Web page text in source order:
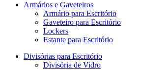
Armários e Gaveteiros
Armário para Escritório
Gaveteiro para Escritório
Lockers
Estante para Escritório
Divisórias para Escritório
Divisória de Vidro